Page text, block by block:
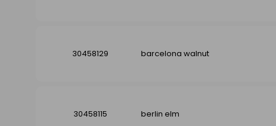
30458129 barcelona walnut
30458115 berlin elm